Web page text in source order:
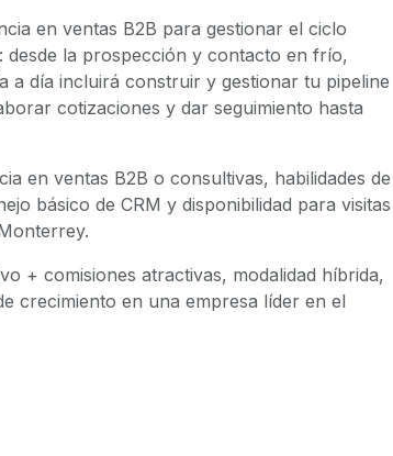
en ventas B2B para gestionar el ciclo
desde la prospección y contacto en frío,
a día incluirá construir y gestionar tu pipeline
cotizaciones y dar seguimiento hasta
en ventas B2B o consultivas, habilidades de
básico de CRM y disponibilidad para visitas
+ comisiones atractivas, modalidad híbrida,
crecimiento en una empresa líder en el